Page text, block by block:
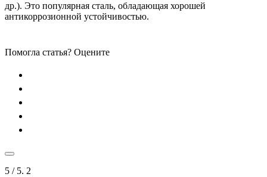
др.). Это популярная сталь, обладающая хорошей
антикоррозионной устойчивостью.
Помогла статья? Оцените
5 / 5. 2